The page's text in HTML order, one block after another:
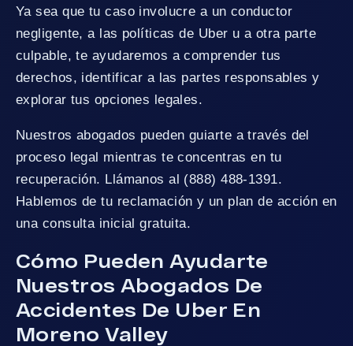
Ya sea que tu caso involucre a un conductor
negligente, a las políticas de Uber u a otra parte
culpable, te ayudaremos a comprender tus
derechos, identificar a las partes responsables y
explorar tus opciones legales.
Nuestros abogados pueden guiarte a través del
proceso legal mientras te concentras en tu
recuperación. Llámanos al (888) 488-1391.
Hablemos de tu reclamación y un plan de acción en
una consulta inicial gratuita.
Cómo Pueden Ayudarte
Nuestros Abogados De
Accidentes De Uber En
Moreno Valley